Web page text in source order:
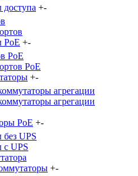
+-
PoE +-
PoE
PoE
+-
агрегации
агрегации
PoE +-
UPS
с UPS
+-